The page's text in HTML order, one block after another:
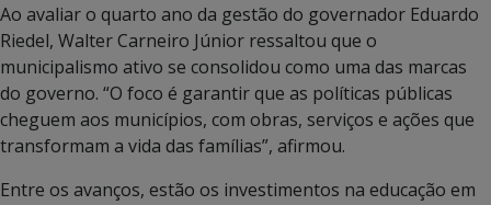
Ao avaliar o quarto ano da gestão do governador Eduardo
Riedel, Walter Carneiro Júnior ressaltou que o
municipalismo ativo se consolidou como uma das marcas
do governo. “O foco é garantir que as políticas públicas
cheguem aos municípios, com obras, serviços e ações que
transformam a vida das famílias”, afirmou.
Entre os avanços, estão os investimentos na educação em